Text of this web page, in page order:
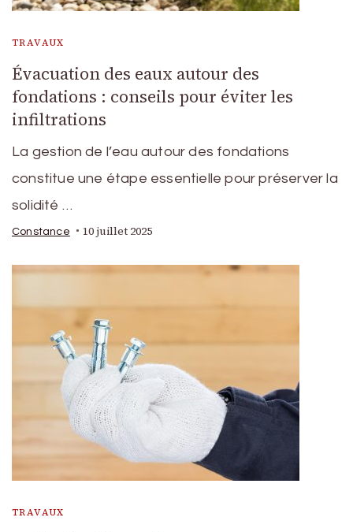
TRAVAUX
Évacuation des eaux autour des
fondations : conseils pour éviter les
infiltrations
La gestion de l’eau autour des fondations
constitue une étape essentielle pour préserver la
solidité …
Constance 10 juillet 2025
TRAVAUX